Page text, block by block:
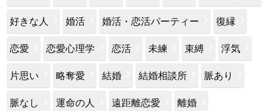
好きな人 婚活 婚活・恋活パーティー 復縁
恋愛 恋愛心理学 恋活 未練 束縛 浮気
片思い 略奪愛 結婚 結婚相談所 脈あり
脈なし 運命の人 遠距離恋愛 離婚